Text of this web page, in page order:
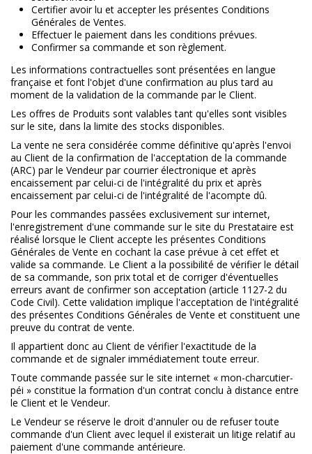
Certifier avoir lu et accepter les présentes Conditions
Générales de Ventes.
Effectuer le paiement dans les conditions prévues.
Confirmer sa commande et son règlement.
Les informations contractuelles sont présentées en langue
française et font l'objet d'une confirmation au plus tard au
moment de la validation de la commande par le Client.
Les offres de Produits sont valables tant qu'elles sont visibles
sur le site, dans la limite des stocks disponibles.
La vente ne sera considérée comme définitive qu'après l'envoi
au Client de la confirmation de l'acceptation de la commande
(ARC) par le Vendeur par courrier électronique et après
encaissement par celui-ci de l'intégralité du prix et après
encaissement par celui-ci de l'intégralité de l'acompte dû.
Pour les commandes passées exclusivement sur internet,
l'enregistrement d'une commande sur le site du Prestataire est
réalisé lorsque le Client accepte les présentes Conditions
Générales de Vente en cochant la case prévue à cet effet et
valide sa commande. Le Client a la possibilité de vérifier le détail
de sa commande, son prix total et de corriger d'éventuelles
erreurs avant de confirmer son acceptation (article 1127-2 du
Code Civil). Cette validation implique l'acceptation de l'intégralité
des présentes Conditions Générales de Vente et constituent une
preuve du contrat de vente.
Il appartient donc au Client de vérifier l'exactitude de la
commande et de signaler immédiatement toute erreur.
Toute commande passée sur le site internet « mon-charcutier-
péi » constitue la formation d'un contrat conclu à distance entre
le Client et le Vendeur.
Le Vendeur se réserve le droit d'annuler ou de refuser toute
commande d'un Client avec lequel il existerait un litige relatif au
paiement d'une commande antérieure.